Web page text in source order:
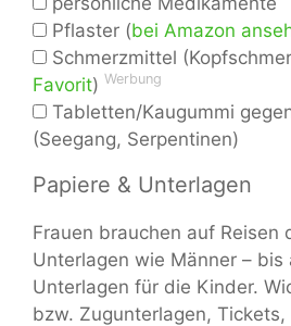
Pflaster (bei Amazon
Schmerzmittel
Favorit) Werbung
Tabletten/Kaugummi
(Seegang, Serpentinen)
Papiere & Unterlagen
Frauen brauchen auf Reisen
Unterlagen wie Männer – bis
Unterlagen für die Kinder.
bzw. Zugunterlagen, Tickets,